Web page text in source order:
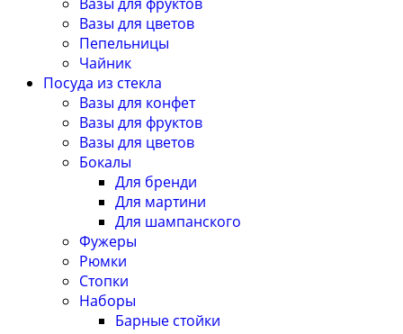
Вазы для цветов
Пепельницы
Чайник
Посуда из стекла
Вазы для конфет
Вазы для фруктов
Вазы для цветов
Бокалы
Для бренди
Для мартини
Для шампанского
Фужеры
Рюмки
Стопки
Наборы
Барные стойки